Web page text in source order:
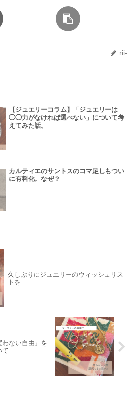
rii-
【ジュエリーコラム】「ジュエリーは
◯◯力がなければ選べない」について考
えてみた話。
カルティエのサントスのコマ足しもつい
に有料化。なぜ？
久しぶりにジュエリーのウィッシュリス
トを
わない自由」を
て